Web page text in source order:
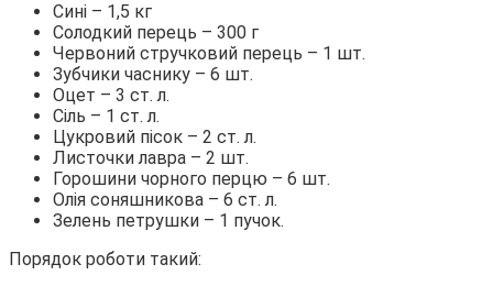
Сині – 1,5 кг
Солодкий перець – 300 г
Червоний стручковий перець – 1 шт.
Зубчики часнику – 6 шт.
Оцет – 3 ст. л.
Сіль – 1 ст. л.
Цукровий пісок – 2 ст. л.
Листочки лавра – 2 шт.
Горошини чорного перцю – 6 шт.
Олія соняшникова – 6 ст. л.
Зелень петрушки – 1 пучок.
Порядок роботи такий: